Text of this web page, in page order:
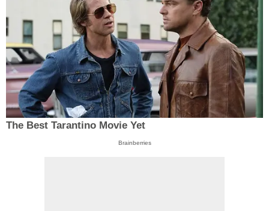
The Best Tarantino Movie Yet
Brainberries